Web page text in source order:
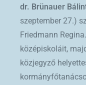
dr. Brünauer
szeptember 27.)
Friedmann
középiskoláit,
közjegyző